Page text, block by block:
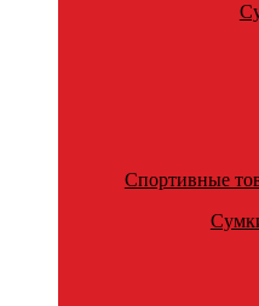
Спортивные